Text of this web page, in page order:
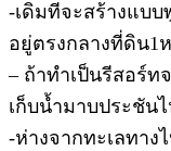
-เดิมทีจะสร้างแบ
อยู่ตรงกลางที่ดิน1
– ถ้าทำเป็นรีสอร์
เก็บน้ำมาบประชัน
-ห่างจากทะเลทาง